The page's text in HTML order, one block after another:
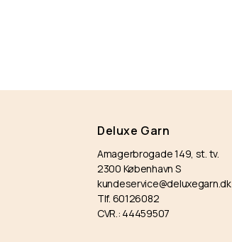
Deluxe Garn
Amagerbrogade 149, st. tv.
2300 København S
kundeservice@deluxegarn.dk
Tlf. 60126082
CVR.: 44459507